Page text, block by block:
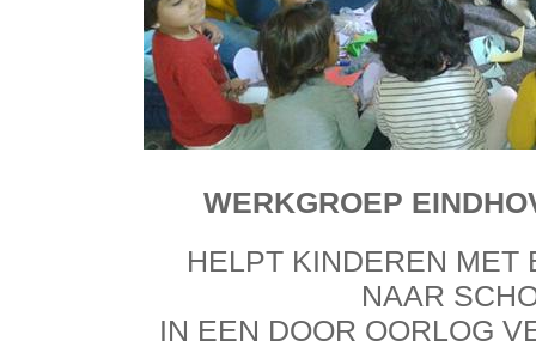
WERKGROEP
HELPT KINDEREN MET
NAAR
IN EEN DOOR OORLOG